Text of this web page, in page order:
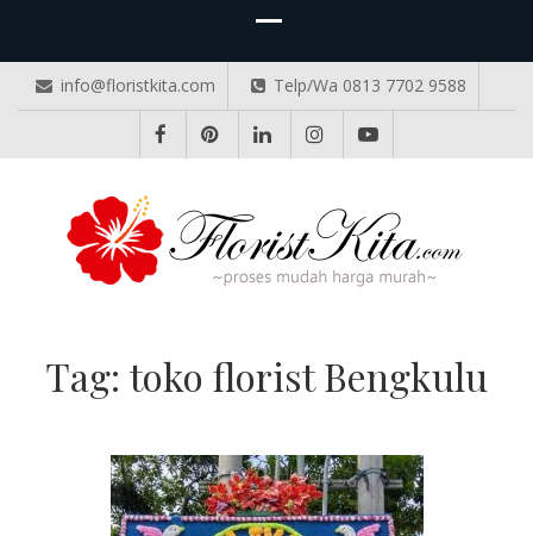
info@floristkita.com Telp/Wa 0813 7702 9588
Tag: toko florist Bengkulu